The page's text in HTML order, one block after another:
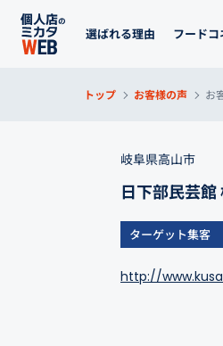
選ばれる理由 フード
トップ お客様の声 お
岐阜県高山市
日下部民芸館
ターゲット集客
http://